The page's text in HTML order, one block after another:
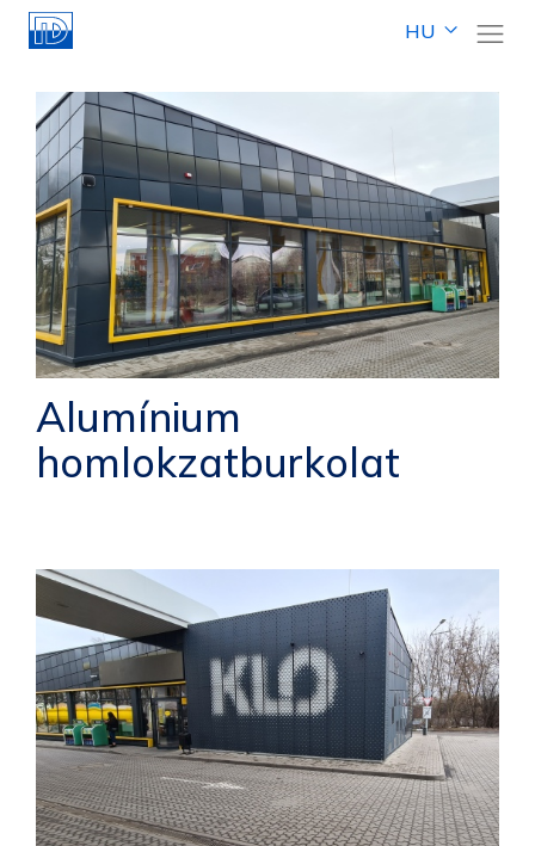
HU
Alumínium
homlokzatburkolat